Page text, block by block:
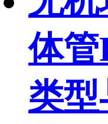
体
类